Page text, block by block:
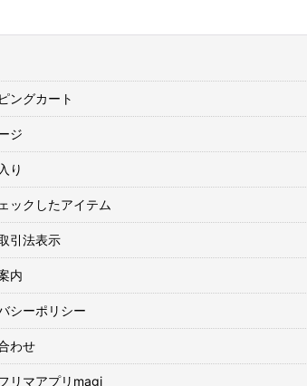
ングカート
ジ
り
ックしたアイテム
引法表示
内
シーポリシー
わせ
リマアプリmagi